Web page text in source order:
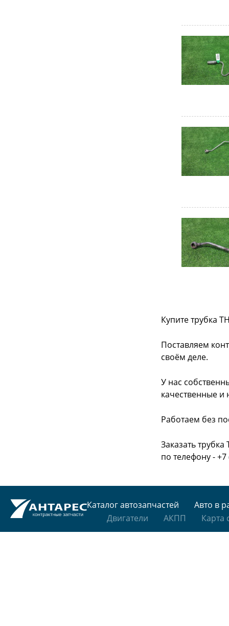
Купите трубка
Поставляем
своём деле.
У нас
качественные и
Работаем без
Заказать
по телефону -
Каталог автозапчастей
Авто в
Двигатели
АКПП Карта